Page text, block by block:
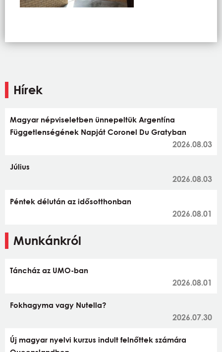
Hírek
Magyar népviseletben ünnepeltük Argentína
Függetlenségének Napját Coronel Du Gratyban
2026.08.03
Július
2026.08.03
Péntek délután az idősotthonban
2026.08.01
Munkánkról
Táncház az UMO-ban
2026.08.01
Fokhagyma vagy Nutella?
2026.07.30
Új magyar nyelvi kurzus indult felnőttek számára